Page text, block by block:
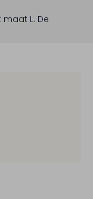
maat L. De